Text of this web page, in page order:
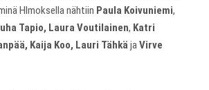
HImoksella nähtiin Paula Koivuniemi,
Tapio, Laura Voutilainen, Katri
Kaija Koo, Lauri TähkäjaVirve